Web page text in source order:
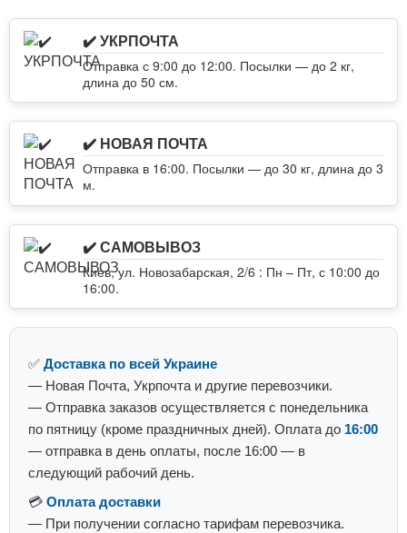
✔️ УКРПОЧТА
Отправка с 9:00 до 12:00. Посылки — до 2 кг,
длина до 50 см.
✔️ НОВАЯ ПОЧТА
Отправка в 16:00. Посылки — до 30 кг, длина до 3
м.
✔️ САМОВЫВОЗ
Киев, ул. Новозабарская, 2/6 : Пн – Пт, с 10:00 до
16:00.
✅ Доставка по всей Украине
— Новая Почта, Укрпочта и другие перевозчики.
— Отправка заказов осуществляется с понедельника
по пятницу (кроме праздничных дней). Оплата до 16:00
— отправка в день оплаты, после 16:00 — в
следующий рабочий день.
💳 Оплата доставки
— При получении согласно тарифам перевозчика.